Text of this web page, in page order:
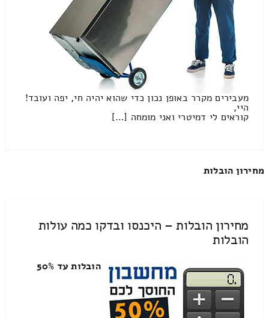
מעבירים מקרר באופן נכון כדי שהוא יהיה חי, יפה ועובד!
היי,
קוראים לי דמיטרי ואני מומחה […]
מחירון הובלות
מחירון הובלות – היכנסו ובדקו כמה עולות
הובלות
הובלות עד 50%